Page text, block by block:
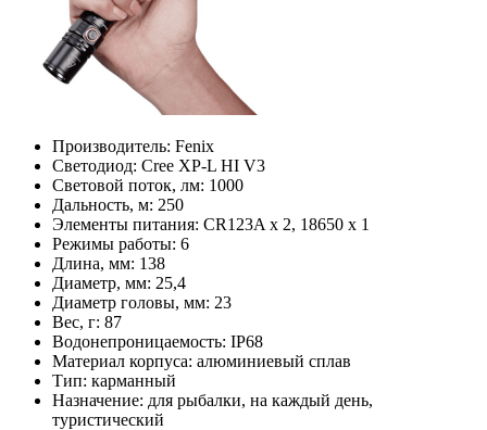
Производитель: Fenix
Светодиод: Cree XP-L HI V3
Световой поток, лм: 1000
Дальность, м: 250
Элементы питания: CR123A x 2, 18650 x 1
Режимы работы: 6
Длина, мм: 138
Диаметр, мм: 25,4
Диаметр головы, мм: 23
Вес, г: 87
Водонепроницаемость: IP68
Материал корпуса: алюминиевый сплав
Тип: карманный
Назначение: для рыбалки, на каждый день,
туристический